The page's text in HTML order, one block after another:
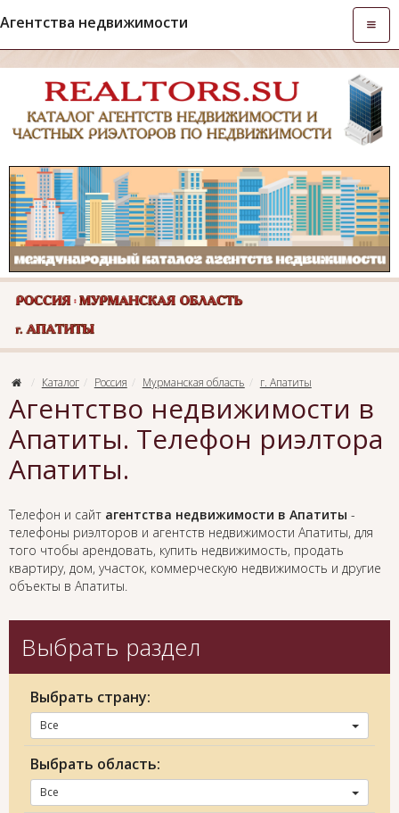
Агентства недвижимости
Каталог Россия Мурманская область г. Апатиты
Агентство недвижимости в
Апатиты. Телефон риэлтора
Апатиты.
Телефон и сайт агентства недвижимости в Апатиты -
телефоны риэлторов и агентств недвижимости Апатиты, для
того чтобы арендовать, купить недвижимость, продать
квартиру, дом, участок, коммерческую недвижимость и другие
объекты в Апатиты.
Выбрать раздел
Выбрать страну:
Все
Выбрать область:
Все